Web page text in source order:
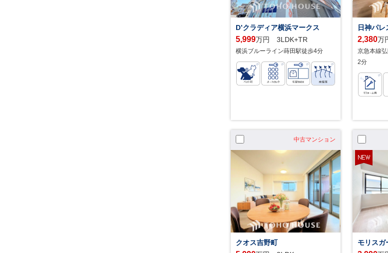
D’クラディア横浜マークス
5,999万円 3LDK+TR
横浜ブルーライン蒔田駅徒歩4分
日神パ
2,380万
京急本線
2分
中古マンション
クオス吉野町 モリスガ